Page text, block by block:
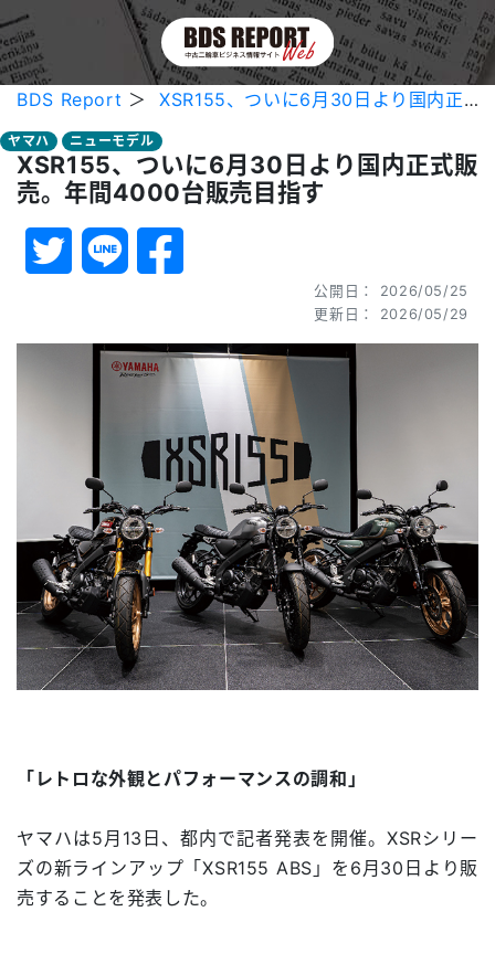
BDS Report ＞ XSR155、ついに6月30日より国内正式販売。年間4000台販売目指す
ヤマハ ニューモデル
XSR155、ついに6月30日より国内正式販
売。年間4000台販売目指す
公開日： 2026/05/25
更新日： 2026/05/29
「レトロな外観とパフォーマンスの調和」
ヤマハは5月13日、都内で記者発表を開催。XSRシリー
ズの新ラインアップ「XSR155 ABS」を6月30日より販
売することを発表した。